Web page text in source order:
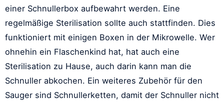
einer Schnullerbox aufbewahrt werden. Eine
regelmäßige Sterilisation sollte auch stattfinden. Dies
funktioniert mit einigen Boxen in der Mikrowelle. Wer
ohnehin ein Flaschenkind hat, hat auch eine
Sterilisation zu Hause, auch darin kann man die
Schnuller abkochen. Ein weiteres Zubehör für den
Sauger sind Schnullerketten, damit der Schnuller nicht